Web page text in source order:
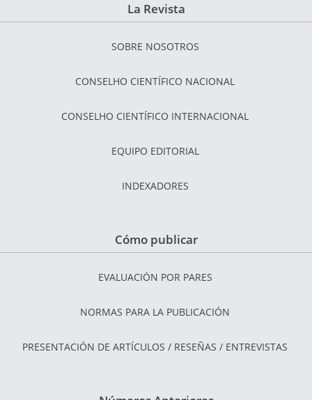
La Revista
SOBRE NOSOTROS
CONSELHO CIENTÍFICO NACIONAL
CONSELHO CIENTÍFICO INTERNACIONAL
EQUIPO EDITORIAL
INDEXADORES
Cómo publicar
EVALUACIÓN POR PARES
NORMAS PARA LA PUBLICACIÓN
PRESENTACIÓN DE ARTÍCULOS / RESEÑAS / ENTREVISTAS